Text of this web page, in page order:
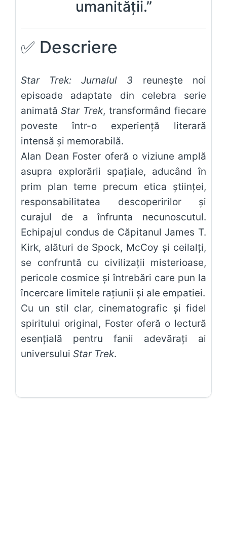
umanității.”
✅ Descriere
Star Trek: Jurnalul 3 reunește noi
episoade adaptate din celebra serie
animată Star Trek, transformând fiecare
poveste într-o experiență literară
intensă și memorabilă.
Alan Dean Foster oferă o viziune amplă
asupra explorării spațiale, aducând în
prim plan teme precum etica științei,
responsabilitatea descoperirilor și
curajul de a înfrunta necunoscutul.
Echipajul condus de Căpitanul James T.
Kirk, alături de Spock, McCoy și ceilalți,
se confruntă cu civilizații misterioase,
pericole cosmice și întrebări care pun la
încercare limitele rațiunii și ale empatiei.
Cu un stil clar, cinematografic și fidel
spiritului original, Foster oferă o lectură
esențială pentru fanii adevărați ai
universului Star Trek.